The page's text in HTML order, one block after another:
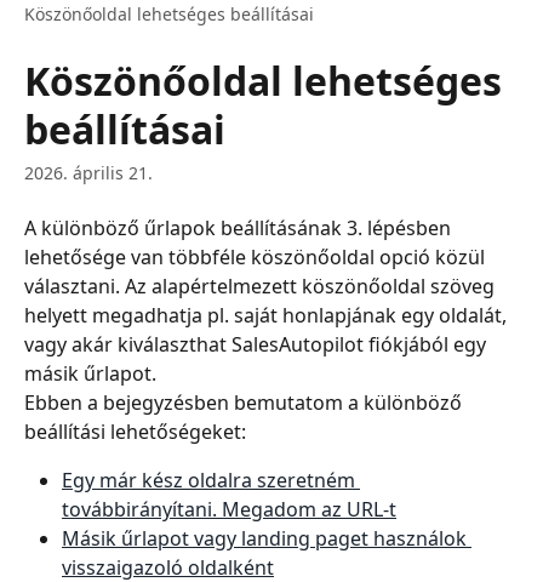
Köszönőoldal lehetséges beállításai
Köszönőoldal lehetséges
beállításai
2026. április 21.
A különböző űrlapok beállításának 3. lépésben
lehetősége van többféle köszönőoldal opció közül
választani. Az alapértelmezett köszönőoldal szöveg
helyett megadhatja pl. saját honlapjának egy oldalát,
vagy akár kiválaszthat SalesAutopilot fiókjából egy
másik űrlapot.
Ebben a bejegyzésben bemutatom a különböző
beállítási lehetőségeket:
Egy már kész oldalra szeretném
továbbirányítani. Megadom az URL-t
Másik űrlapot vagy landing paget használok
visszaigazoló oldalként